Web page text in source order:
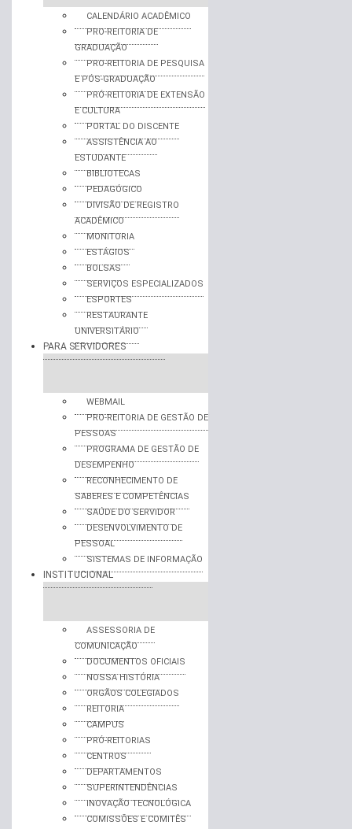
CALENDÁRIO ACADÊMICO
PRO-REITORIA DE
GRADUAÇÃO
PRO-REITORIA DE PESQUISA
E PÓS-GRADUAÇÃO
PRÓ-REITORIA DE EXTENSÃO
E CULTURA
PORTAL DO DISCENTE
ASSISTÊNCIA AO
ESTUDANTE
BIBLIOTECAS
PEDAGÓGICO
DIVISÃO DE REGISTRO
ACADÊMICO
MONITORIA
ESTÁGIOS
BOLSAS
SERVIÇOS ESPECIALIZADOS
ESPORTES
RESTAURANTE
UNIVERSITÁRIO
PARA SERVIDORES
WEBMAIL
PRO-REITORIA DE GESTÃO DE
PESSOAS
PROGRAMA DE GESTÃO DE
DESEMPENHO
RECONHECIMENTO DE
SABERES E COMPETÊNCIAS
SAÚDE DO SERVIDOR
DESENVOLVIMENTO DE
PESSOAL
SISTEMAS DE INFORMAÇÃO
INSTITUCIONAL
ASSESSORIA DE
COMUNICAÇÃO
DOCUMENTOS OFICIAIS
NOSSA HISTÓRIA
ORGÃOS COLEGIADOS
REITORIA
CAMPUS
PRÓ-REITORIAS
CENTROS
DEPARTAMENTOS
SUPERINTENDÊNCIAS
INOVAÇÃO TECNOLÓGICA
COMISSÕES E COMITÊS